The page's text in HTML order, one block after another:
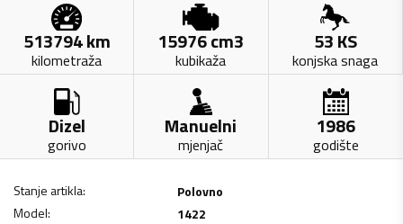
513794km
kilometraža
15976cm3
kubikaža
53KS
konjska snaga
Dizel
gorivo
Manuelni
mjenjač
1986
godište
Stanje artikla:
Polovno
Model:
1422